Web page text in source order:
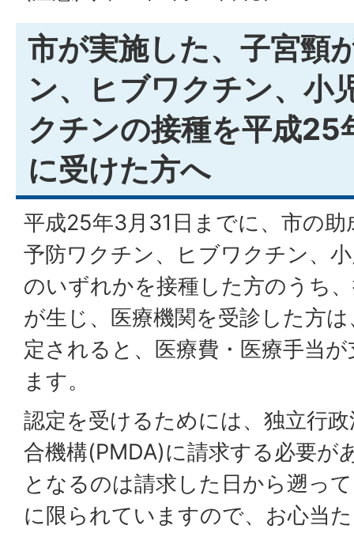
市が実施した、子宮頸
ン、ヒブワクチン、小
クチンの接種を平成25
に受けた方へ
平成25年3月31日までに、市の
予防ワクチン、ヒブワクチン、
のいずれかを接種した方のうち
が生じ、医療機関を受診した方
定されると、医療費・医療手当
ます。
認定を受けるためには、独立行
合機構(PMDA)に請求する必要が
となるのは請求した日から遡っ
に限られていますので、お心当